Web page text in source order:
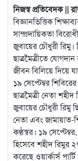
নিজস্ব প্রতিবেদক ||
বিজ্ঞানভিত্তিক
সাম্প্রদায়িকতা
জুবায়ের চৌধুরী রিমু।
ছাত্রমৈত্রীতে
জীবন বিলিয়ে দিয়ে
১৯ সেপ্টেম্বর
ছাত্রমৈত্রী নেতা শহীদ
জুবায়ের চৌধুরী রিমু
নেতা এবং জামায়াত-
কণ্ঠস্বর। ১৯
হিসেবে শহীদ রিমুর
করেছে ওয়ার্কার্স